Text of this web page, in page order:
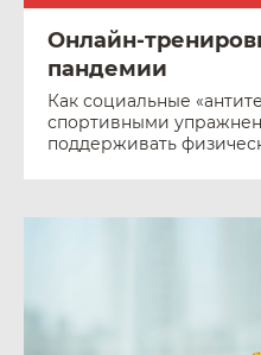
Онлайн-
пандемии
Как социальные
спортивными
поддерживать